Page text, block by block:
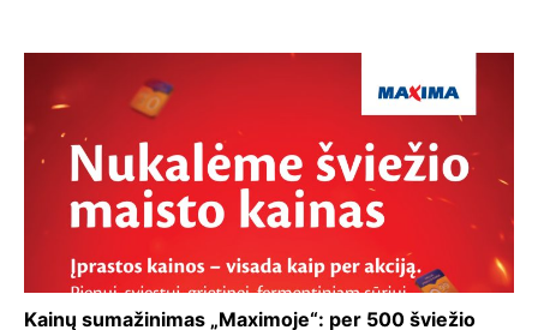
Kainų sumažinimas „Maximoje“: per 500 šviežio